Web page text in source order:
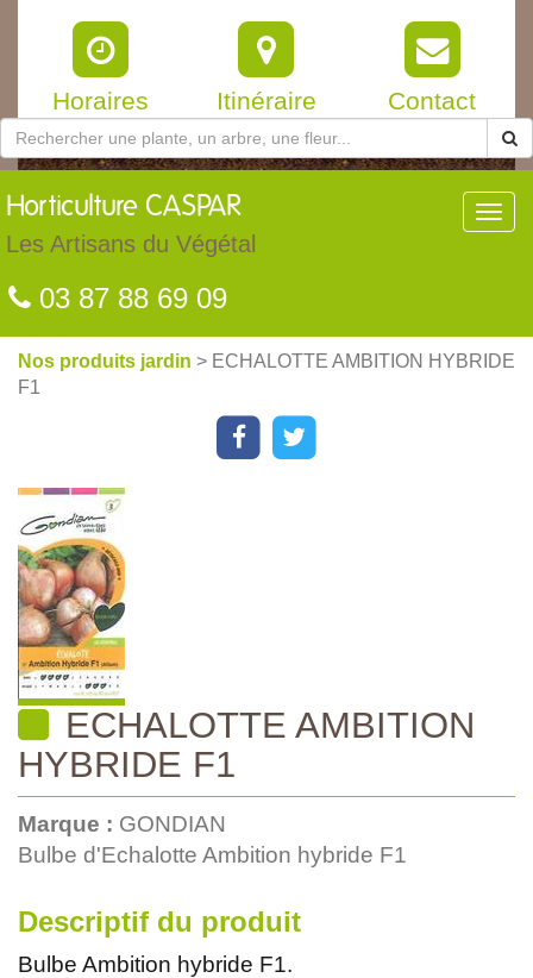
Horaires Itinéraire Contact
Horticulture CASPAR
Les Artisans du Végétal
03 87 88 69 09
Nos produits jardin > ECHALOTTE AMBITION HYBRIDE
F1
ECHALOTTE AMBITION
HYBRIDE F1
Marque : GONDIAN
Bulbe d'Echalotte Ambition hybride F1
Descriptif du produit
Bulbe Ambition hybride F1.